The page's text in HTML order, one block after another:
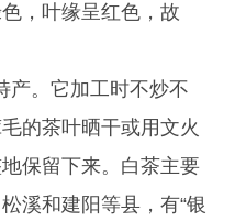
，叶缘呈红色，故
。它加工时不炒不
的茶叶晒干或用文火
保留下来。白茶主要
溪和建阳等县，有“银